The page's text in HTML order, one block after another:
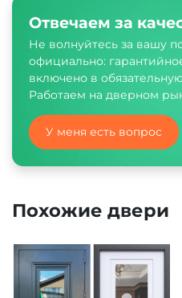
Отвечаем за
Не волнуйтесь за вашу
официально:
включено в
Работаем на дверном
У меня есть вопрос
Похожие двери